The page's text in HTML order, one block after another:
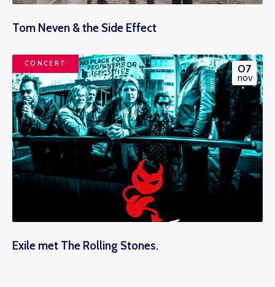
bij de voorstelling.
Meer info
Tom Neven & the Side Effect
CONCERT 07
nov
Exile met The Rolling Stones.